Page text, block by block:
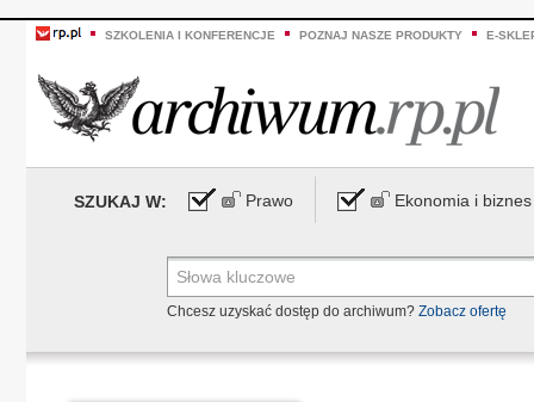
SZKOLENIA I KONFERENCJE POZNAJ NASZE PRODUKTY E-
SZUKAJ W: Prawo Ekonomia i biznes
Chcesz uzyskać dostęp do archiwum? Zobacz ofertę